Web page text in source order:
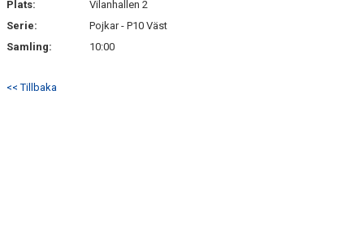
Plats:
Vilanhallen 2
Serie:
Pojkar - P10 Väst
Samling:
10:00
<< Tillbaka